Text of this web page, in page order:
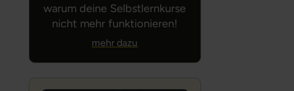
warum deine Selbstlernkurse
nicht mehr funktionieren!
mehr dazu